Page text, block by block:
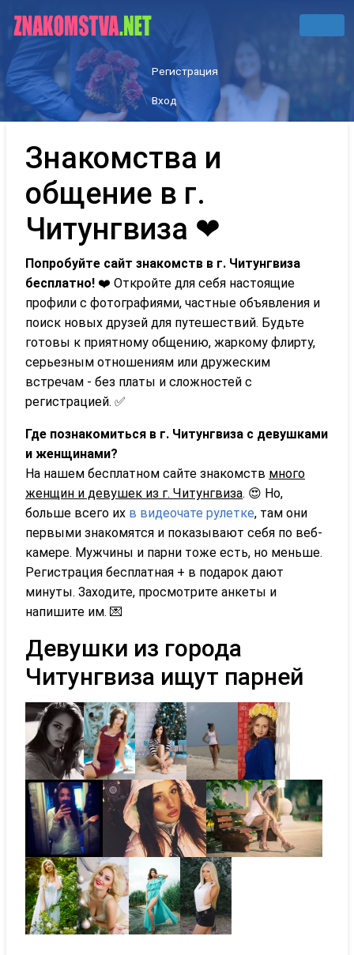
Регистрация
Вход
Знакомства и
общение в г.
Читунгвиза ❤
Попробуйте сайт знакомств в г. Читунгвиза
бесплатно! ❤️ Откройте для себя настоящие
профили с фотографиями, частные объявления и
поиск новых друзей для путешествий. Будьте
готовы к приятному общению, жаркому флирту,
серьезным отношениям или дружеским
встречам - без платы и сложностей с
регистрацией. ✅
Где познакомиться в г. Читунгвиза с девушками
и женщинами?
На нашем бесплатном сайте знакомств много
женщин и девушек из г. Читунгвиза. 😍 Но,
больше всего их в видеочате рулетке, там они
первыми знакомятся и показывают себя по веб-
камере. Мужчины и парни тоже есть, но меньше.
Регистрация бесплатная + в подарок дают
минуты. Заходите, просмотрите анкеты и
напишите им. 💌
Девушки из города
Читунгвиза ищут парней